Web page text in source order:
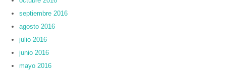
septiembre 2016
agosto 2016
julio 2016
junio 2016
mayo 2016